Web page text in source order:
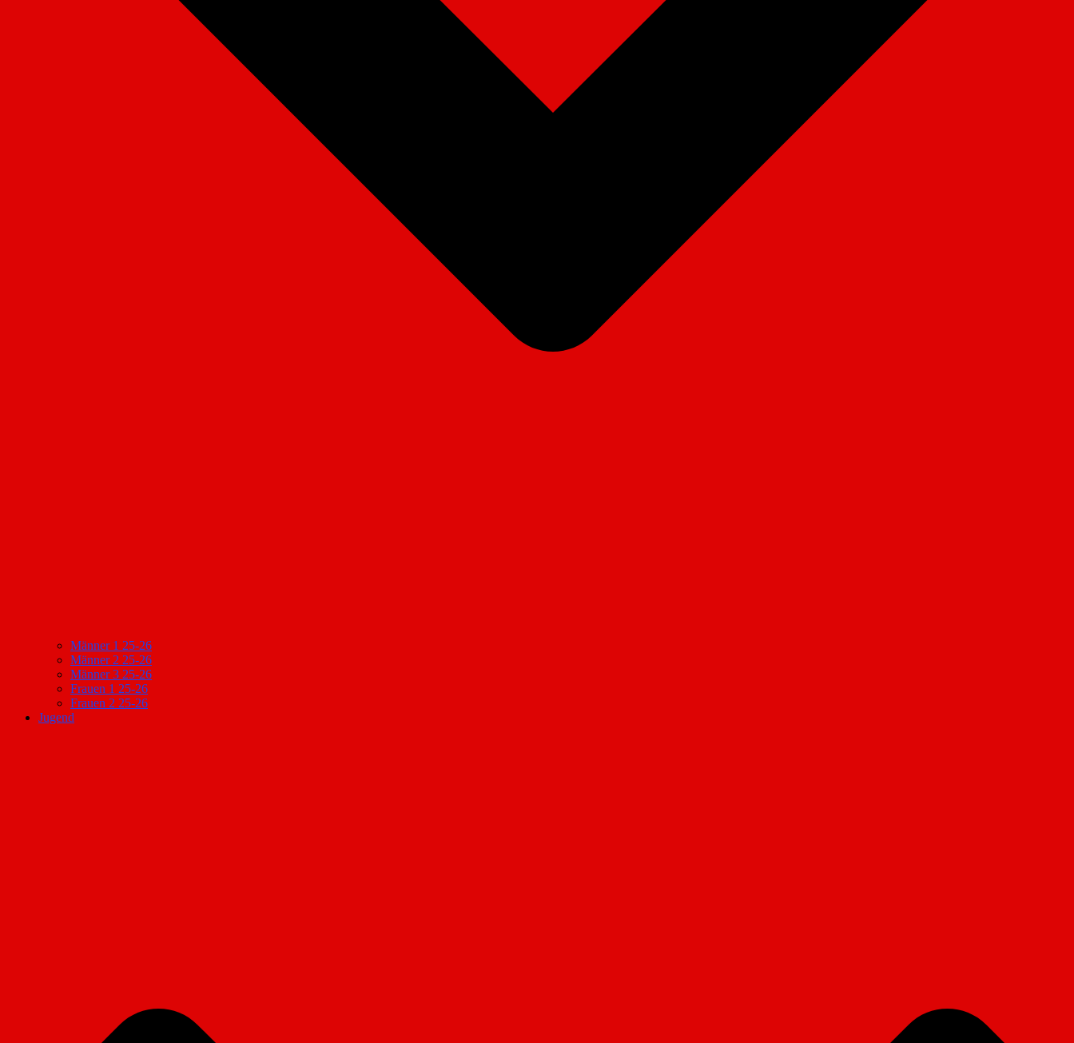
Männer 1 25-26
Männer 2 25-26
Männer 3 25-26
Frauen 1 25-26
Frauen 2 25-26
Jugend